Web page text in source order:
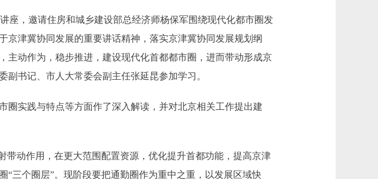
，邀请住房和城乡建设部总经济师杨保军围绕现代化都市圈发
京津冀协同发展的重要讲话精神，落实京津冀协同发展规划纲
主动作为，稳步推进，建设现代化首都都市圈，进而带动形成京
书记、市人大常委会副主任张延昆参加学习。
实践与特点等方面作了深入解读，并对北京相关工作提出建
动作用，在更大范围配置资源，优化提升首都功能，提高京津
三个圈层”。现阶段要把通勤圈作为重中之重，以发展区域快